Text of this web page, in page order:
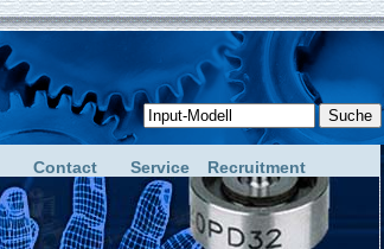
Contact Service Recruitment